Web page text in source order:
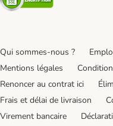
Qui sommes-nous ?
Mentions légales
Renoncer au contrat ici
Frais et délai de livraison
Virement bancaire